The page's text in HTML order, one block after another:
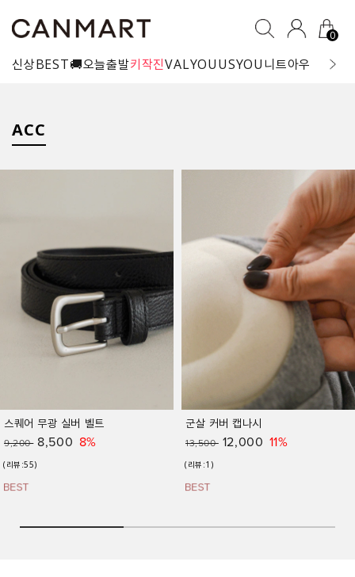
0
신상BEST🚚오늘출발키작진VALYOUUSYOU니트아우터 블라
ACC
스퀘어 무광 실버 벨트
9,200 8,500 8%
(리뷰:55)
군살 커버 캡나시
13,500 12,000 11%
(리뷰:1)